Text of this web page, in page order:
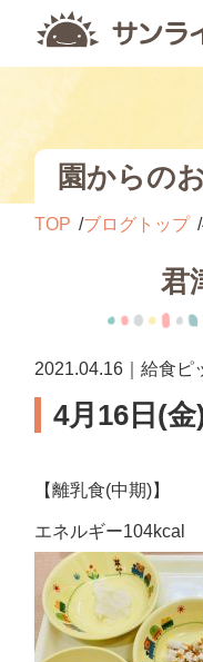
園からの
TOP ブログトップ
君
2021.04.16｜給食ピ
4月16日(
【離乳食(中期)】
エネルギー104kcal